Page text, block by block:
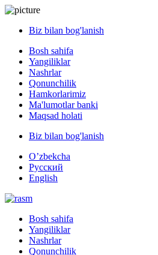
Biz bilan bog'lanish
Bosh sahifa
Yangiliklar
Nashrlar
Qonunchilik
Hamkorlarimiz
Ma'lumotlar banki
Maqsad holati
Biz bilan bog'lanish
O’zbekcha
Русский
English
Bosh sahifa
Yangiliklar
Nashrlar
Qonunchilik